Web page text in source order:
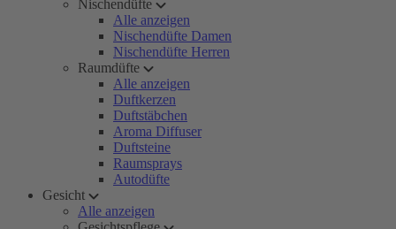
Nischendüfte
Alle anzeigen
Nischendüfte Damen
Nischendüfte Herren
Raumdüfte
Alle anzeigen
Duftkerzen
Duftstäbchen
Aroma Diffuser
Duftsteine
Raumsprays
Autodüfte
Gesicht
Alle anzeigen